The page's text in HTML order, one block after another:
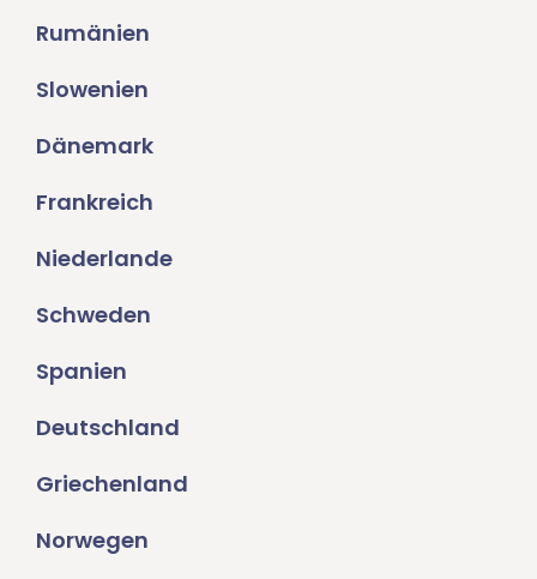
Rumänien
Slowenien
Dänemark
Frankreich
Niederlande
Schweden
Spanien
Deutschland
Griechenland
Norwegen